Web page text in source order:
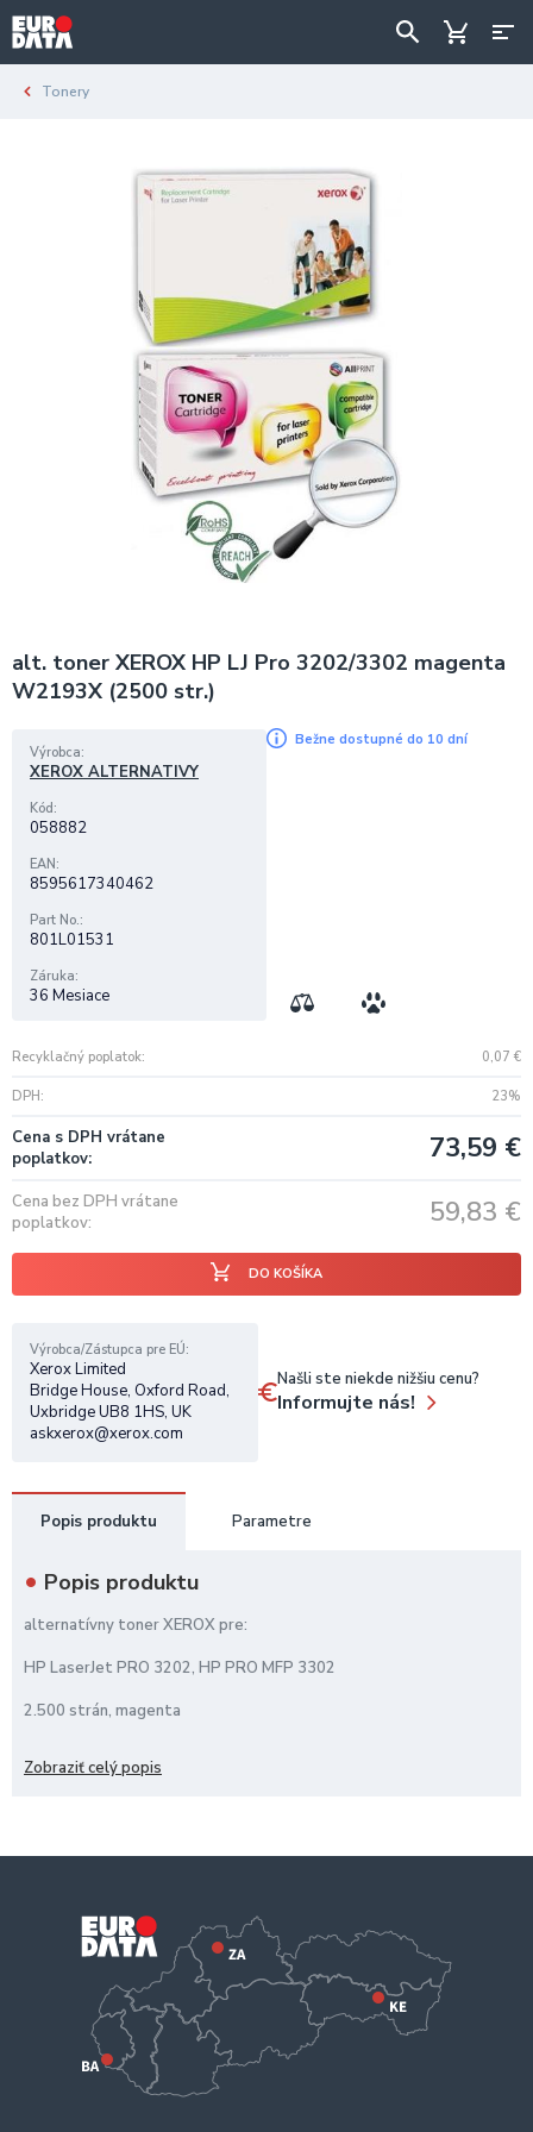
Tonery
alt. toner XEROX HP LJ Pro 3202/3302 magenta
W2193X (2500 str.)
Recyklačný poplatok 0,07 €
DPH 23%
Cena s DPH vrátane
poplatkov
73,59 €
Cena bez DPH vrátane
poplatkov
59,83 €
DO KOŠÍKA
Výrobca
XEROX ALTERNATIVY
Kód
058882
EAN
8595617340462
Part No.
801L01531
Záruka
36 Mesiace
Bežne dostupné do 10 dní
Výrobca/Zástupca pre EÚ
Xerox Limited
Bridge House, Oxford Road,
Uxbridge UB8 1HS, UK
askxerox@xerox.com
Našli ste niekde nižšiu cenu?
Informujte nás!
Popis produktu Parametre
Popis produktu
alternatívny toner XEROX pre:
HP LaserJet PRO 3202, HP PRO MFP 3302
2.500 strán, magenta
Zobraziť celý popis